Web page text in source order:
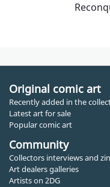
Original comic art
Recently added in the
Latest art for sale
Popular comic art
Community
Collectors interviews and
Art dealers galleries
Artists on 2DG